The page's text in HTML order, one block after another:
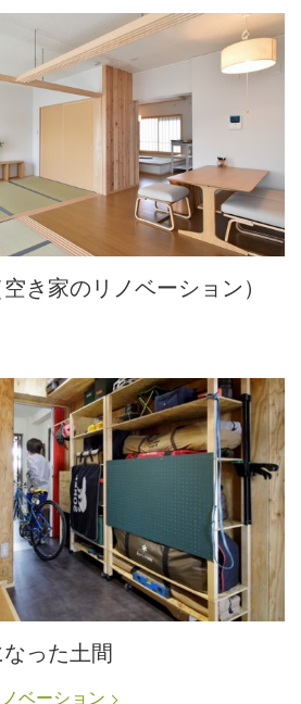
き家のリノベーション）
った土間
ベーション